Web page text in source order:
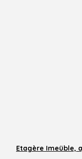
Etagère Imeüble,